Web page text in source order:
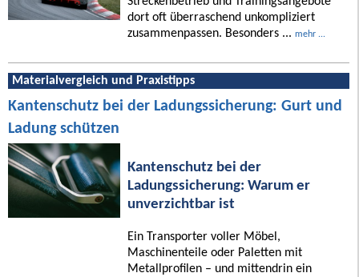
dort oft überraschend unkompliziert
zusammenpassen. Besonders ... mehr ...
Materialvergleich und Praxistipps
Kantenschutz bei der Ladungssicherung: Gurt und
Ladung schützen
Kantenschutz bei der
Ladungssicherung: Warum er
unverzichtbar ist
Ein Transporter voller Möbel,
Maschinenteile oder Paletten mit
Metallprofilen – und mittendrin ein